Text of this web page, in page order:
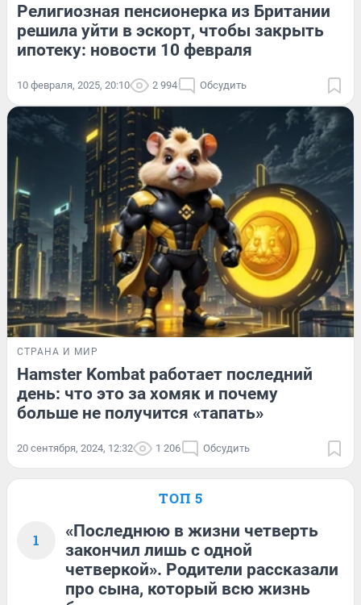
Религиозная пенсионерка из Британии
решила уйти в эскорт, чтобы закрыть
ипотеку: новости 10 февраля
10 февраля, 2025, 20:10 2 994 Обсудить
СТРАНА И МИР
Hamster Kombat работает последний
день: что это за хомяк и почему
больше не получится «тапать»
20 сентября, 2024, 12:32 1 206 Обсудить
ТОП 5
1
«Последнюю в жизни четверть
закончил лишь с одной
четверкой». Родители рассказали
про сына, который всю жизнь